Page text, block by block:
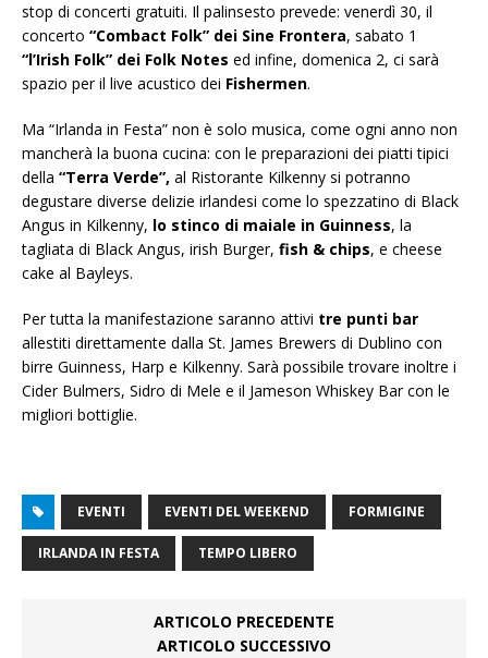
stop di concerti gratuiti. Il palinsesto prevede: venerdì 30, il
concerto “Combact Folk” dei Sine Frontera, sabato 1
“l’Irish Folk” dei Folk Notes ed infine, domenica 2, ci sarà
spazio per il live acustico dei Fishermen.
Ma “Irlanda in Festa” non è solo musica, come ogni anno non
mancherà la buona cucina: con le preparazioni dei piatti tipici
della “Terra Verde”, al Ristorante Kilkenny si potranno
degustare diverse delizie irlandesi come lo spezzatino di Black
Angus in Kilkenny, lo stinco di maiale in Guinness, la
tagliata di Black Angus, irish Burger, fish & chips, e cheese
cake al Bayleys.
Per tutta la manifestazione saranno attivi tre punti bar
allestiti direttamente dalla St. James Brewers di Dublino con
birre Guinness, Harp e Kilkenny. Sarà possibile trovare inoltre i
Cider Bulmers, Sidro di Mele e il Jameson Whiskey Bar con le
migliori bottiglie.
EVENTI EVENTI DEL WEEKEND FORMIGINE
IRLANDA IN FESTA TEMPO LIBERO
ARTICOLO PRECEDENTE
ARTICOLO SUCCESSIVO